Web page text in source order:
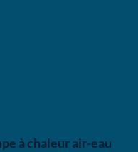
à chaleur air-eau